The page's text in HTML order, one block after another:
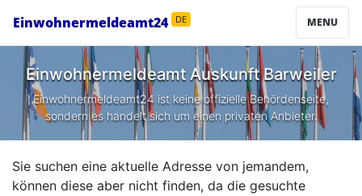
Einwohnermeldeamt24 DE MENU
Einwohnermeldeamt AuskunftBarweiler
Einwohnermeldeamt24 ist keine offizielle Behördenseite,
sondern es handelt sich um einen privaten Anbieter.
Sie suchen eine aktuelle Adresse von jemandem,
können diese aber nicht finden, da die gesuchte